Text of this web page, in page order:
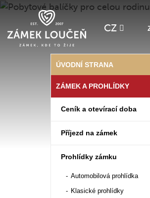
CZ
ÚVODNÍ STRANA
ZÁMEK A PROHLÍDKY
Ceník a otevírací doba
Příjezd na zámek
Prohlídky zámku
Automobilová prohlídka
Klasické prohlídky